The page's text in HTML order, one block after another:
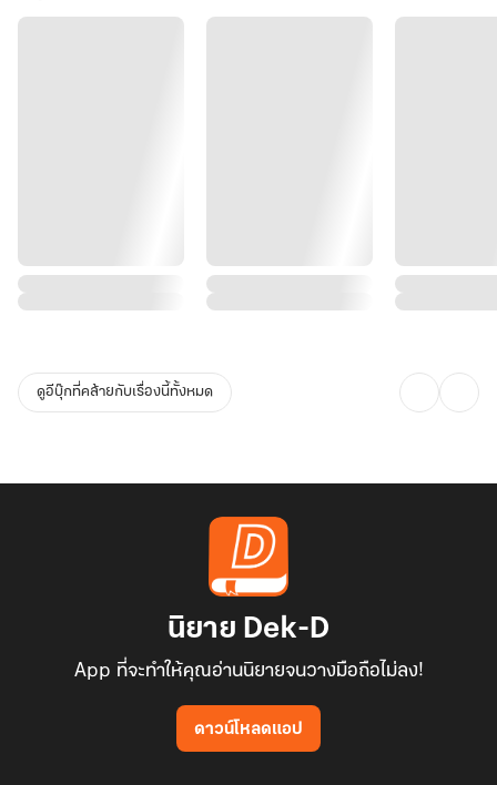
ดูอีบุ๊กที่คล้ายกับเรื่องนี้ทั้งหมด
นิยาย Dek-D
App ที่จะทำให้คุณอ่านนิยายจนวางมือถือไม่ลง!
ดาวน์โหลดแอป